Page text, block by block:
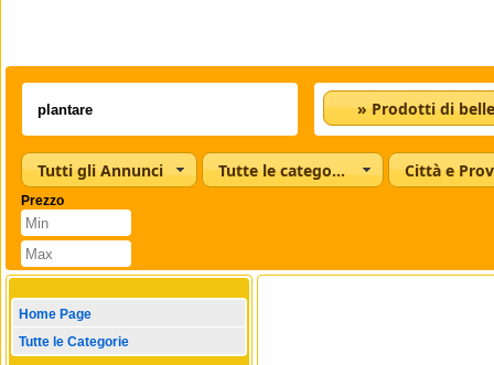
» Prodotti di
Tutti gli Annunci Tutte le categorie Città e
Prezzo
Home Page
Tutte le Categorie